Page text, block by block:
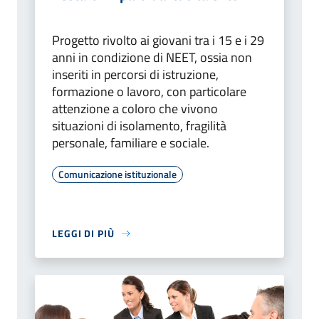
Progetto rivolto ai giovani tra i 15 e i 29
anni in condizione di NEET, ossia non
inseriti in percorsi di istruzione,
formazione o lavoro, con particolare
attenzione a coloro che vivono
situazioni di isolamento, fragilità
personale, familiare e sociale.
Comunicazione istituzionale
LEGGI DI PIÙ